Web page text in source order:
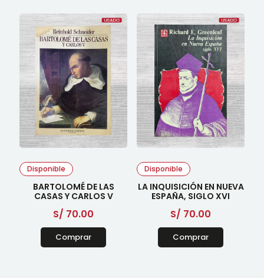
Disponible
BARTOLOMÉ DE LAS
CASAS Y CARLOS V
S/ 70.00
Comprar
Disponible
LA INQUISICIÓN EN NUEVA
ESPAÑA, SIGLO XVI
S/ 70.00
Comprar